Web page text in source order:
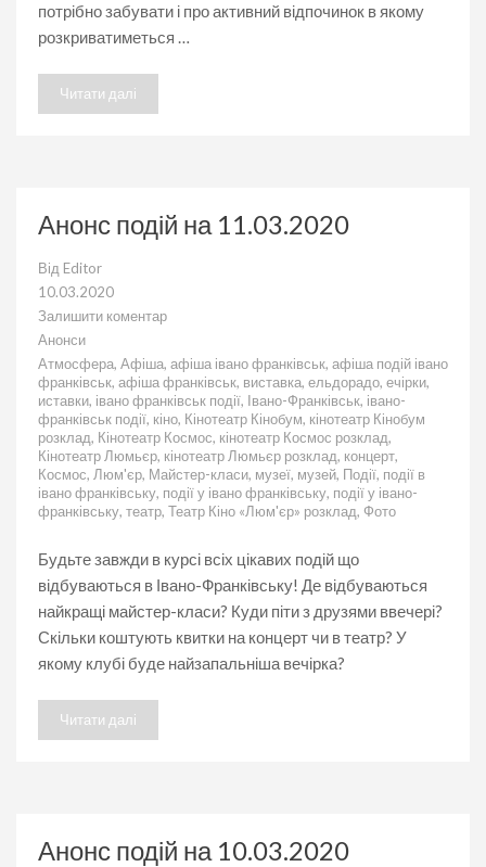
потрібно забувати і про активний відпочинок в якому
розкриватиметься …
Читати далі
Анонс подій на 11.03.2020
Від Editor
10.03.2020
Залишити коментар
до
подій
на
11.03.2020
Анонси
Атмосфера, Афіша, афіша івано франківськ, афіша подій івано
франківськ, афіша франківськ, виставка, ельдорадо, ечірки,
иставки, івано франківськ події, Івано-Франківськ, івано-
франківськ події, кіно, Кінотеатр Кінобум, кінотеатр Кінобум
розклад, Кінотеатр Космос, кінотеатр Космос розклад,
Кінотеатр Люмьєр, кінотеатр Люмьєр розклад, концерт,
Космос, Люм'єр, Майстер-класи, музеї, музей, Події, події в
івано франківську, події у івано франківську, події у івано-
франківську, театр, Театр Кіно «Люм'єр» розклад, Фото
Будьте завжди в курсі всіх цікавих подій що
відбуваються в Івано-Франківську! Де відбуваються
найкращі майстер-класи? Куди піти з друзями ввечері?
Скільки коштують квитки на концерт чи в театр? У
якому клубі буде найзапальніша вечірка?
Читати далі
Анонс подій на 10.03.2020